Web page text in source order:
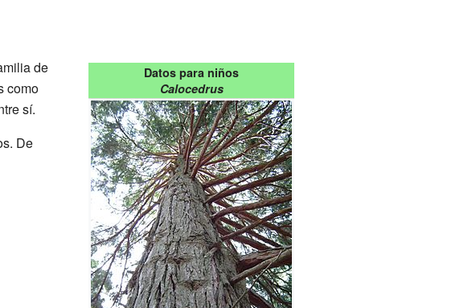
Datos para niños
Calocedrus
de
como
sí.
De